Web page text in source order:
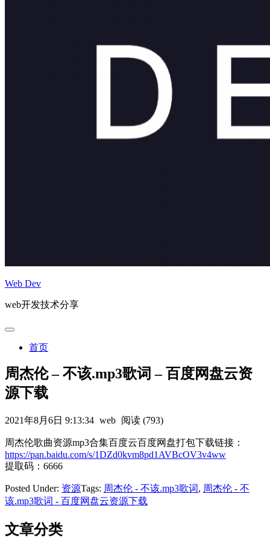
Web Dev
web开发技术分享
首页
周杰伦 – 不该.mp3歌词 – 百度网盘云资
源下载
2021年8月6日 9:13:34 web 阅读 (793)
周杰伦歌曲资源mp3合集百度云百度网盘打包下载链接：
https://pan.baidu.com/s/1DZd0kvm8pd1AVBcOV3v4ww
提取码：6666
Posted Under: 资源Tags: 周杰伦 - 不该.mp3歌词, 周杰伦 - 不
该.mp3歌词 - 百度网盘云资源下载
文章分类